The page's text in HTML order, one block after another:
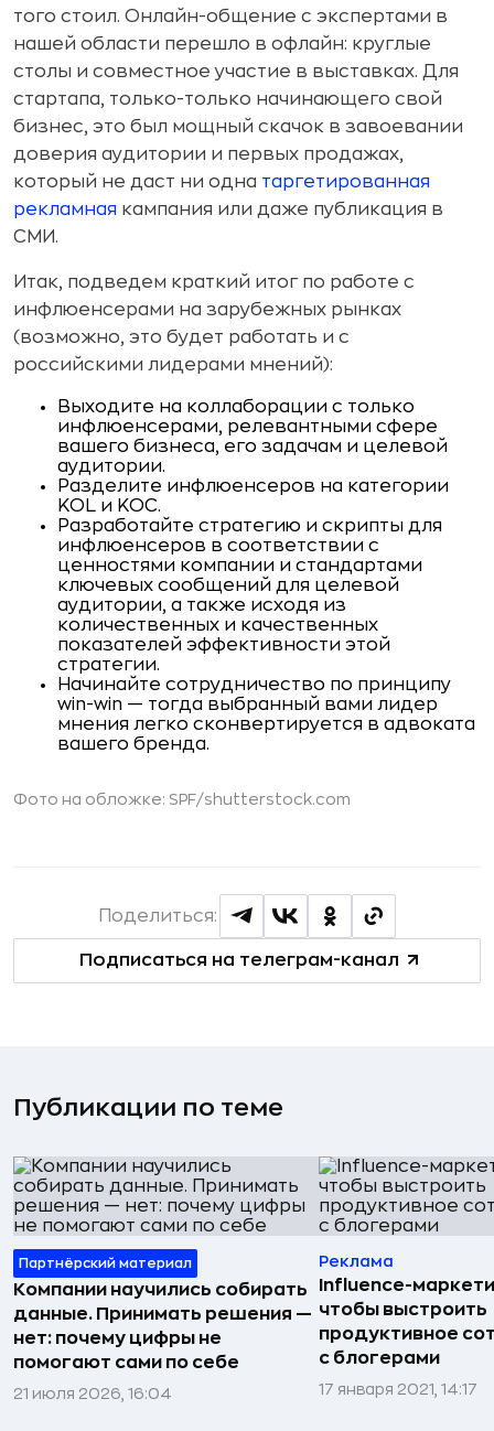
того стоил. Онлайн-общение с экспертами в
нашей области перешло в офлайн: круглые
столы и совместное участие в выставках. Для
стартапа, только-только начинающего свой
бизнес, это был мощный скачок в завоевании
доверия аудитории и первых продажах,
который не даст ни одна таргетированная
рекламная кампания или даже публикация в
СМИ.
Итак, подведем краткий итог по работе с
инфлюенсерами на зарубежных рынках
(возможно, это будет работать и с
российскими лидерами мнений):
Выходите на коллаборации с только
инфлюенсерами, релевантными сфере
вашего бизнеса, его задачам и целевой
аудитории.
Разделите инфлюенсеров на категории
KOL и KOC.
Разработайте стратегию и скрипты для
инфлюенсеров в соответствии с
ценностями компании и стандартами
ключевых сообщений для целевой
аудитории, а также исходя из
количественных и качественных
показателей эффективности этой
стратегии.
Начинайте сотрудничество по принципу
win-win — тогда выбранный вами лидер
мнения легко сконвертируется в адвоката
вашего бренда.
Фото на обложке: SPF/shutterstock.com
Подписаться на телеграм-канал
Поделиться:
Публикации по теме
Партнёрский материал
Компании научились собирать
данные. Принимать решения —
нет: почему цифры не
помогают сами по себе
21 июля 2026, 16:04
Реклама
Influence-
чтобы выстроить
продуктивное
с блогерами
17 января 2021, 14:17